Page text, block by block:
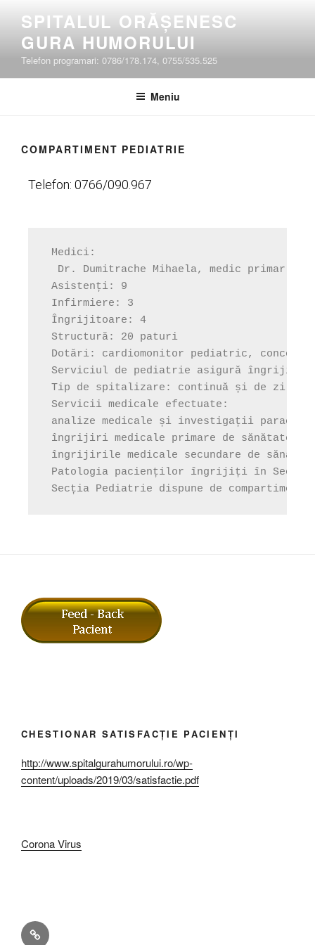
SPITALUL ORĂȘENESC
GURA HUMORULUI
Telefon programari: 0786/178.174, 0755/535.525
Meniu
COMPARTIMENT PEDIATRIE
Telefon: 0766/090.967
Medici:
Dr. Dumitrache Mihaela, medic primar
Asistenți: 9
Infirmiere: 3
Îngrijitoare: 4
Structură: 20 paturi
Dotări: cardiomonitor pediatric,
Serviciul de pediatrie asigură
Tip de spitalizare: continuă și de zi
Servicii medicale efectuate:
analize medicale și investigații
îngrijiri medicale primare de sănătate
îngrijirile medicale secundare de
Patologia pacienților îngrijiți în Secția
Secția Pediatrie dispune de
CHESTIONAR SATISFACȚIE PACIENȚI
http://www.spitalgurahumorului.ro/wp-
content/uploads/2019/03/satisfactie.pdf
Corona Virus